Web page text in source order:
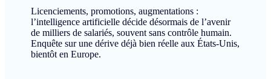
Licenciements, promotions, augmentations :
l’intelligence artificielle décide désormais de l’avenir
de milliers de salariés, souvent sans contrôle humain.
Enquête sur une dérive déjà bien réelle aux États-Unis,
bientôt en Europe.